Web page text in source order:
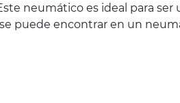
neumático es ideal para
puede encontrar en un